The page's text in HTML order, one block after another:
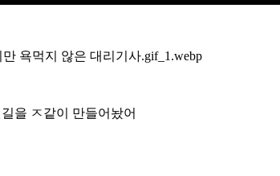
을 ㅈ같이 만들어놨어